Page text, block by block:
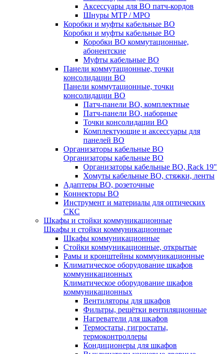
Аксессуары для ВО патч-кордов
Шнуры MTP / MPO
Коробки и муфты кабельные ВО
Коробки и муфты кабельные ВО
Коробки ВО коммутационные,
абонентские
Муфты кабельные ВО
Панели коммутационные, точки
консолидации ВО
Панели коммутационные, точки
консолидации ВО
Патч-панели ВО, комплектные
Патч-панели ВО, наборные
Точки консолидации ВО
Комплектующие и аксессуары для
панелей ВО
Организаторы кабельные ВО
Организаторы кабельные ВО
Организаторы кабельные ВО, Rack 19"
Хомуты кабельные ВО, стяжки, ленты
Адаптеры ВО, розеточные
Коннекторы ВО
Инструмент и материалы для оптических
СКС
Шкафы и стойки коммуникационные
Шкафы и стойки коммуникационные
Шкафы коммуникационные
Стойки коммуникационные, открытые
Рамы и кронштейны коммуникационные
Климатическое оборудование шкафов
коммуникационных
Климатическое оборудование шкафов
коммуникационных
Вентиляторы для шкафов
Фильтры, решётки вентиляционные
Нагреватели для шкафов
Термостаты, гигростаты,
термоконтроллеры
Кондиционеры для шкафов